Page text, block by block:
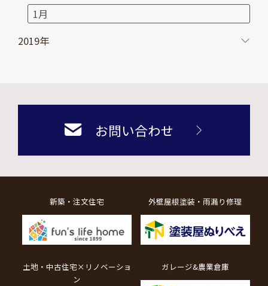
1月
2019年
お問い合わせ
新築・注文住宅 外壁屋根塗装・雨漏り修理
土地・中古住宅×リノベーショ
ン
ガレージ&農業倉庫